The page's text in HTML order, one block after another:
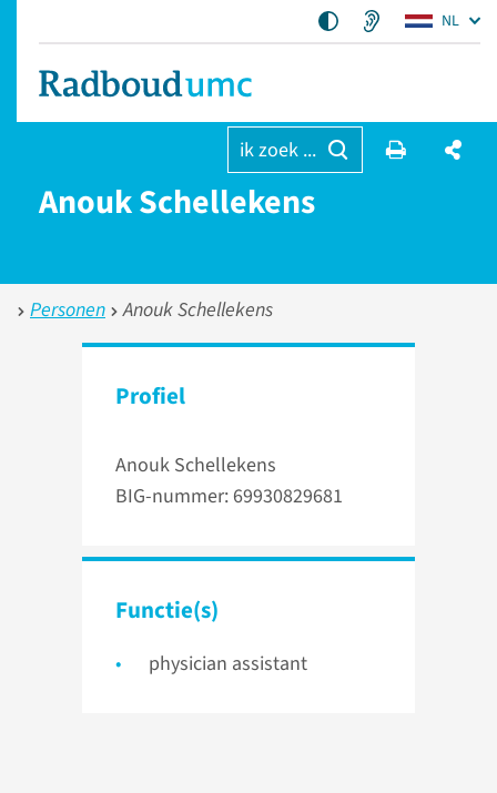
NL
ik zoek ...
Anouk Schellekens
Personen Anouk Schellekens
Profiel
Anouk Schellekens
BIG-nummer: 69930829681
Functie(s)
physician assistant